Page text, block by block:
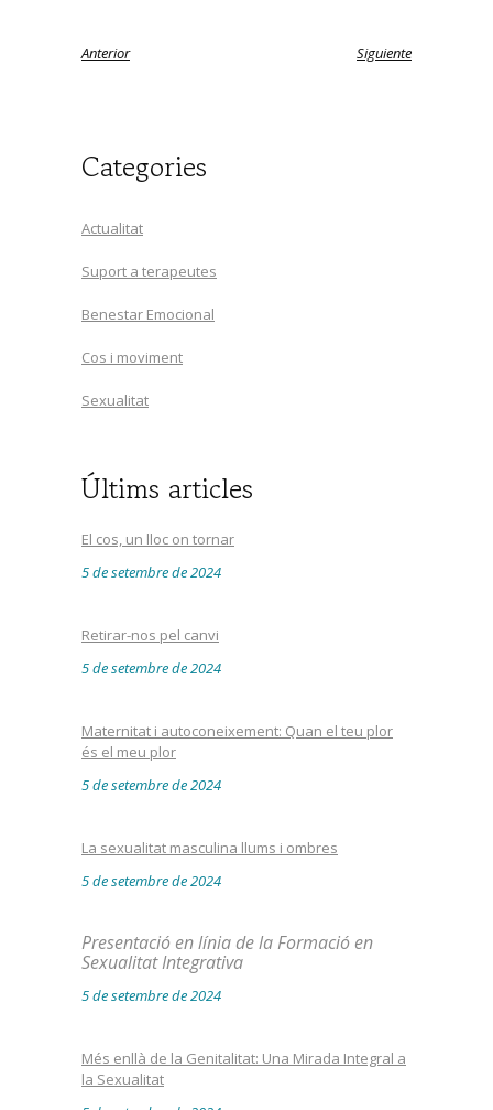
Anterior Siguiente
Categories
Actualitat
Suport a terapeutes
Benestar Emocional
Cos i moviment
Sexualitat
Últims articles
El cos, un lloc on tornar
5 de setembre de 2024
Retirar-nos pel canvi
5 de setembre de 2024
Maternitat i autoconeixement: Quan el teu plor
és el meu plor
5 de setembre de 2024
La sexualitat masculina llums i ombres
5 de setembre de 2024
Presentació en línia de la Formació en
Sexualitat Integrativa
5 de setembre de 2024
Més enllà de la Genitalitat: Una Mirada Integral a
la Sexualitat